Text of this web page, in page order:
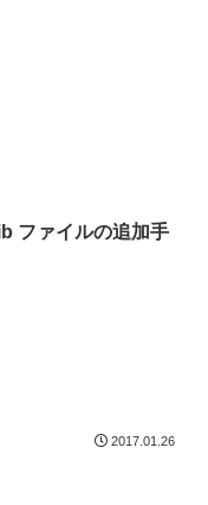
ファイルの追加手
2017.01.26